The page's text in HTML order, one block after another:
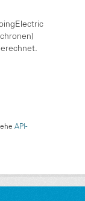
API-